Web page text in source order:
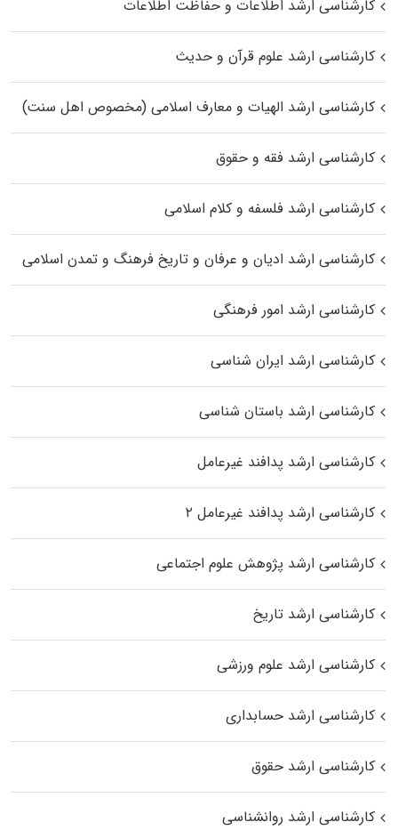
کارشناسی ارشد اطلاعات و حفاظت اطلاعات
کارشناسی ارشد علوم قرآن و حدیث
کارشناسی ارشد الهیات و معارف اسلامی (مخصوص اهل سنت)
کارشناسی ارشد فقه و حقوق
کارشناسی ارشد فلسفه و کلام اسلامی
کارشناسی ارشد ادیان و عرفان و تاریخ فرهنگ و تمدن اسلامی
کارشناسی ارشد امور فرهنگی
کارشناسی ارشد ایران شناسی
کارشناسی ارشد باستان شناسی
کارشناسی ارشد پدافند غیرعامل
کارشناسی ارشد پدافند غیرعامل ۲
کارشناسی ارشد پژوهش علوم اجتماعی
کارشناسی ارشد تاریخ
کارشناسی ارشد علوم ورزشی
کارشناسی ارشد حسابداری
کارشناسی ارشد حقوق
کارشناسی ارشد روانشناسی